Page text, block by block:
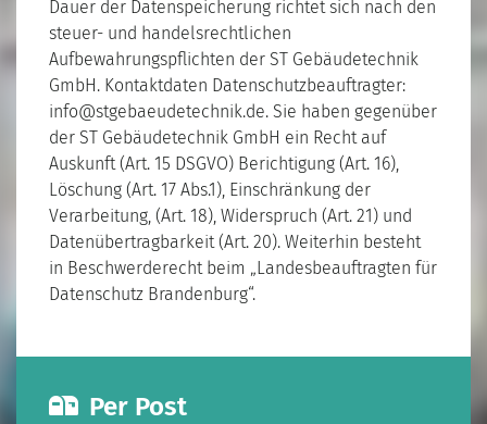
Dauer der Datenspeicherung richtet sich nach den
steuer- und handelsrechtlichen
Aufbewahrungspflichten der ST Gebäudetechnik
GmbH. Kontaktdaten Datenschutzbeauftragter:
info@stgebaeudetechnik.de. Sie haben gegenüber
der ST Gebäudetechnik GmbH ein Recht auf
Auskunft (Art. 15 DSGVO) Berichtigung (Art. 16),
Löschung (Art. 17 Abs.1), Einschränkung der
Verarbeitung, (Art. 18), Widerspruch (Art. 21) und
Datenübertragbarkeit (Art. 20). Weiterhin besteht
in Beschwerderecht beim „Landesbeauftragten für
Datenschutz Brandenburg“.
Per Post